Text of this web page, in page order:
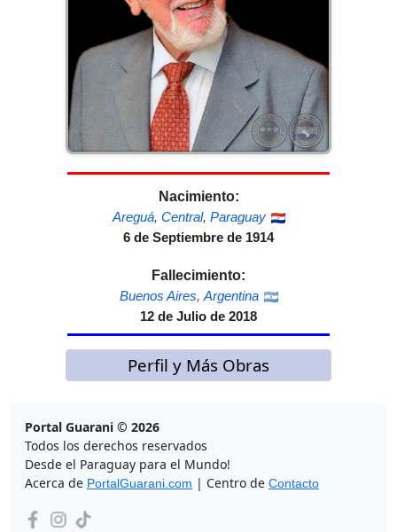
Nacimiento:
Areguá, Central, Paraguay
6 de Septiembre de 1914
Fallecimiento:
Buenos Aires, Argentina
12 de Julio de 2018
Perfil y Más Obras
Portal Guarani © 2026
Todos los derechos reservados
Desde el Paraguay para el Mundo!
Acerca de PortalGuarani.com | Centro de Contacto